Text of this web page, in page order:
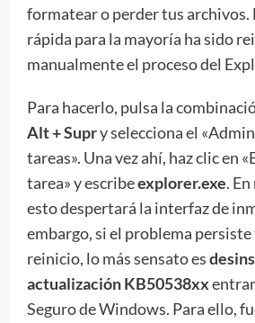
formatear o perder tus archivos.
rápida para la mayoría ha sido
manualmente el proceso del
Para hacerlo, pulsa la
Alt + Supry selecciona el
tareas». Una vez ahí, haz clic en
tarea» y escribeexplorer.exe.
esto despertará la interfaz de
embargo, si el problema
reinicio, lo más sensato es
actualización KB50538xx
Seguro de Windows. Para ello,